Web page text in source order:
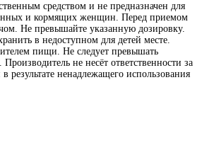
средством и не предназначен для
и кормящих женщин. Перед приемом
Не превышайте указанную дозировку.
в недоступном для детей месте.
пищи. Не следует превышать
не несёт ответственности за
ненадлежащего использования